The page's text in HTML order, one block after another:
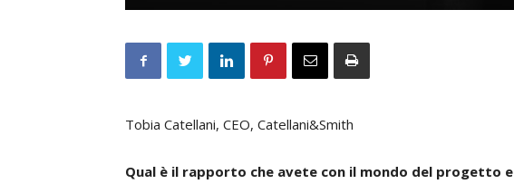
Tobia Catellani, CEO, Catellani&Smith
Qual è il rapporto che avete con il mondo del progetto